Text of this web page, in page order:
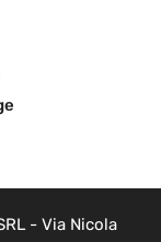
- Via Nicola